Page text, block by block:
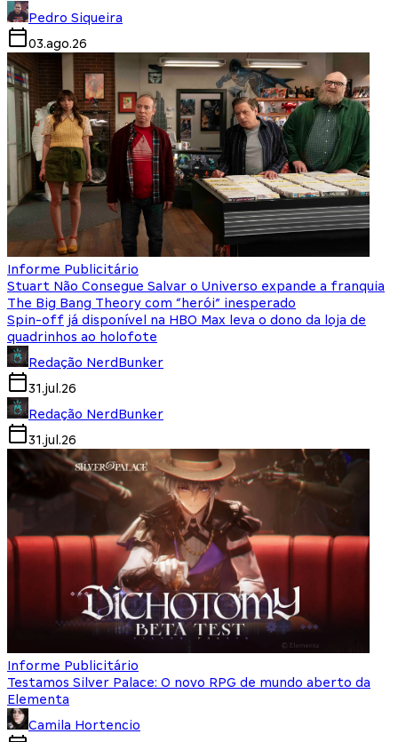
Pedro Siqueira
03.ago.26
Informe Publicitário
Stuart Não Consegue Salvar o Universo expande a franquia
The Big Bang Theory com “herói” inesperado
Spin-off já disponível na HBO Max leva o dono da loja de
quadrinhos ao holofote
Redação NerdBunker
31.jul.26
Redação NerdBunker
31.jul.26
Informe Publicitário
Testamos Silver Palace: O novo RPG de mundo aberto da
Elementa
Camila Hortencio